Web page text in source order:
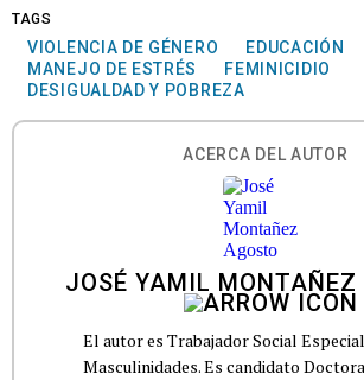
TAGS
VIOLENCIA DE GÉNERO
EDUCACIÓN
MANEJO DE ESTRÉS
FEMINICIDIO
DESIGUALDAD Y POBREZA
ACERCA DEL AUTOR
JOSÉ YAMIL MONTAÑEZ
El autor es Trabajador Social
Masculinidades. Es candidato